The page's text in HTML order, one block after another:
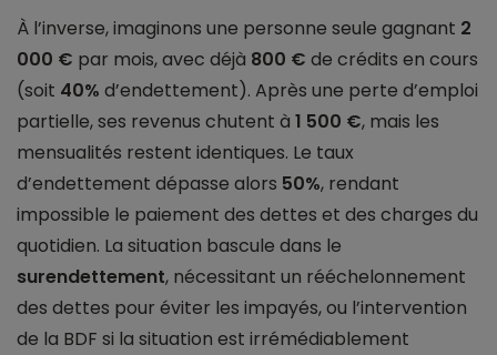
À l’inverse, imaginons une personne seule gagnant 2
000 € par mois, avec déjà 800 € de crédits en cours
(soit 40% d’endettement). Après une perte d’emploi
partielle, ses revenus chutent à 1 500 €, mais les
mensualités restent identiques. Le taux
d’endettement dépasse alors 50%, rendant
impossible le paiement des dettes et des charges du
quotidien. La situation bascule dans le
surendettement, nécessitant un rééchelonnement
des dettes pour éviter les impayés, ou l’intervention
de la BDF si la situation est irrémédiablement